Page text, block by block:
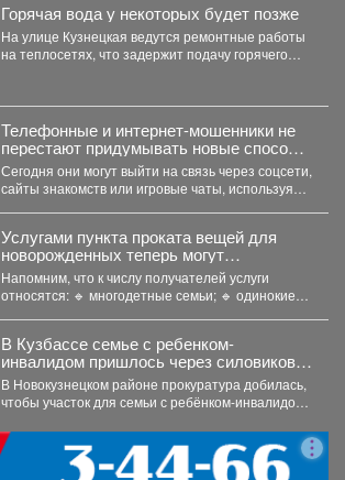
Горячая вода у некоторых будет позже
На улице Кузнецкая ведутся ремонтные работы
на теплосетях, что задержит подачу горячего
Телефонные и интернет-мошенники не
перестают придумывать новые способы
обмана.
Сегодня они могут выйти на связь через соцсети,
сайты знакомств или игровые чаты, используя
Услугами пункта проката вещей для
новорожденных теперь могут
воспользоваться молодые родители в
возрасте до 35 лет включительно.
Напомним, что к числу получателей услуги
относятся: 🔹 многодетные семьи; 🔹 одинокие
В Кузбассе семье с ребенком-
инвалидом пришлось через силовиков
просить воду в дом
В Новокузнецком районе прокуратура добилась,
чтобы участок для семьи с ребёнком-инвалидом